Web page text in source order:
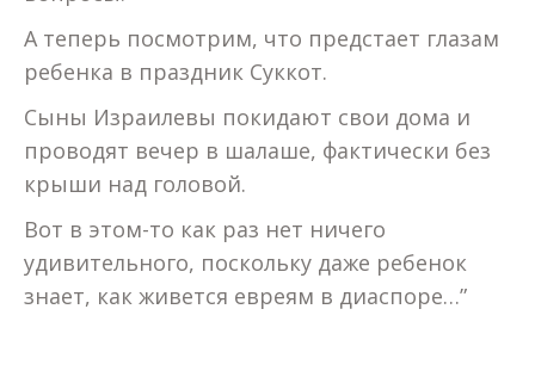
А теперь посмотрим, что предстает глазам
ребенка в праздник Суккот.
Сыны Израилевы покидают свои дома и
проводят вечер в шалаше, фактически без
крыши над головой.
Вот в этом-то как раз нет ничего
удивительного, поскольку даже ребенок
знает, как живется евреям в диаспоре…”